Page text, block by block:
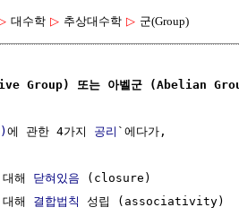
대수학 ▷ 추상대수학 ▷ 군(Group)
Group) 또는 아벨군 (Abelian
에 관한 4가지 공리 `에다가,
해 닫혀있음 (closure)
해 결합법칙
성립 (associativity)